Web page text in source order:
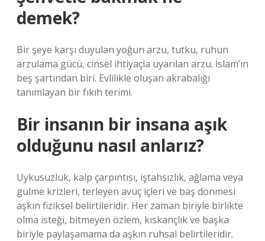
demek?
Bir şeye karşı duyulan yoğun arzu, tutku, ruhun
arzulama gücü, cinsel ihtiyaçla uyarılan arzu. İslam’ın
beş şartından biri. Evlilikle oluşan akrabalığı
tanımlayan bir fıkıh terimi.
Bir insanın bir insana aşık
olduğunu nasıl anlarız?
Uykusuzluk, kalp çarpıntısı, iştahsızlık, ağlama veya
gülme krizleri, terleyen avuç içleri ve baş dönmesi
aşkın fiziksel belirtileridir. Her zaman biriyle birlikte
olma isteği, bitmeyen özlem, kıskançlık ve başka
biriyle paylaşamama da aşkın ruhsal belirtileridir.